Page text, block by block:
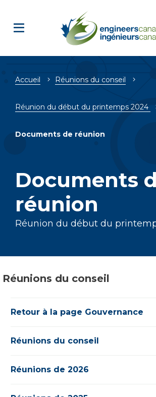
Fil
Accueil Réunions du conseil
Réunion du début du printemps 2024
Documents de réunion
Documents
réunion
Réunion du début du
Réunions du conseil
Retour à la page Gouvernance
Réunions du conseil
Réunions de 2026